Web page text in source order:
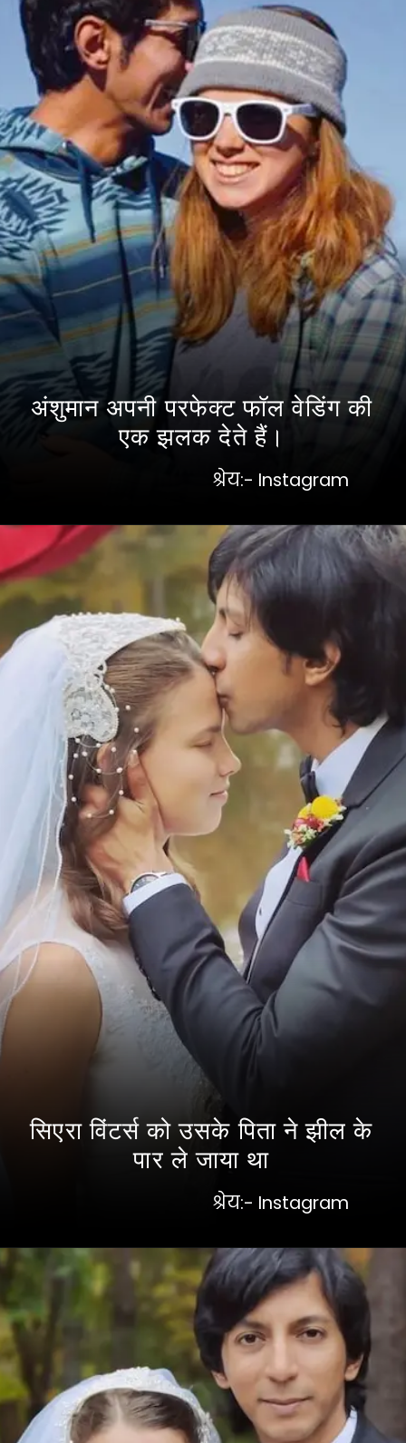
श्रेय:- Instagram
अंशुमान अपनी परफेक्ट फॉल वेडिंग की
एक झलक देते हैं।
श्रेय:- Instagram
सिएरा विंटर्स को उसके पिता ने झील के
पार ले जाया था